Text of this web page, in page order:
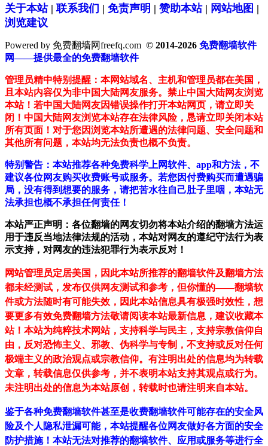
关于本站| 联系我们 | 免责声明 | 赞助本站| 网站地图 |
浏览建议
Powered by 免费翻墙网freefq.com © 2014-2026 免费翻墙软件
网——提供最全的免费翻墙软件
管理员精中特别提醒：本网站域名、主机和管理员都在美国，
且本站内容仅为非中国大陆网友服务。禁止中国大陆网友浏览
本站！若中国大陆网友因错误操作打开本站网页，请立即关
闭！中国大陆网友浏览本站存在法律风险，恳请立即关闭本站
所有页面！对于您因浏览本站所遭遇的法律问题、安全问题和
其他所有问题，本站均无法负责也概不负责。
特别警告：本站推荐各种免费科学上网软件、app和方法，不
建议各位网友购买收费账号或服务。若您因付费购买而遭遇骗
局，没有得到想要的服务，请把苦水往自己肚子里咽，本站无
法承担也概不承担任何责任！
本站严正声明：各位翻墙的网友切勿将本站介绍的翻墙方法运
用于违反当地法律法规的活动，本站对网友的遵纪守法行为表
示支持，对网友的违法犯罪行为表示反对！
网站管理员定居美国，因此本站所推荐的翻墙软件及翻墙方法
都未经测试，发布仅供网友测试和参考，但你懂的——翻墙软
件或方法随时有可能失效，因此本站信息具有极强时效性，想
要更多有效免费翻墙方法敬请阅读本站最新信息，建议收藏本
站！ 本站为纯粹技术网站，支持科学与民主，支持宗教信仰自
由，反对恐怖主义、邪教、伪科学与专制，不支持或反对任何
极端主义的政治观点或宗教信仰。有注明出处的信息均为转载
文章，转载信息仅供参考，并不表明本站支持其观点或行为。
未注明出处的信息为本站原创，转载时也请注明来自本站。
鉴于各种免费翻墙软件甚至是收费翻墙软件可能存在的安全风
险及个人隐私泄漏可能，本站提醒各位网友做好各方面的安全
防护措施！本站无法对推荐的翻墙软件、应用或服务等进行全